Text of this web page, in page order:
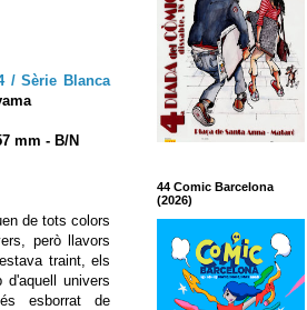
/ Sèrie Blanca
mm - B/N
de tots colors
però llavors
traint, els
univers
esborrat de
44 Comic Barcelona
(2026)